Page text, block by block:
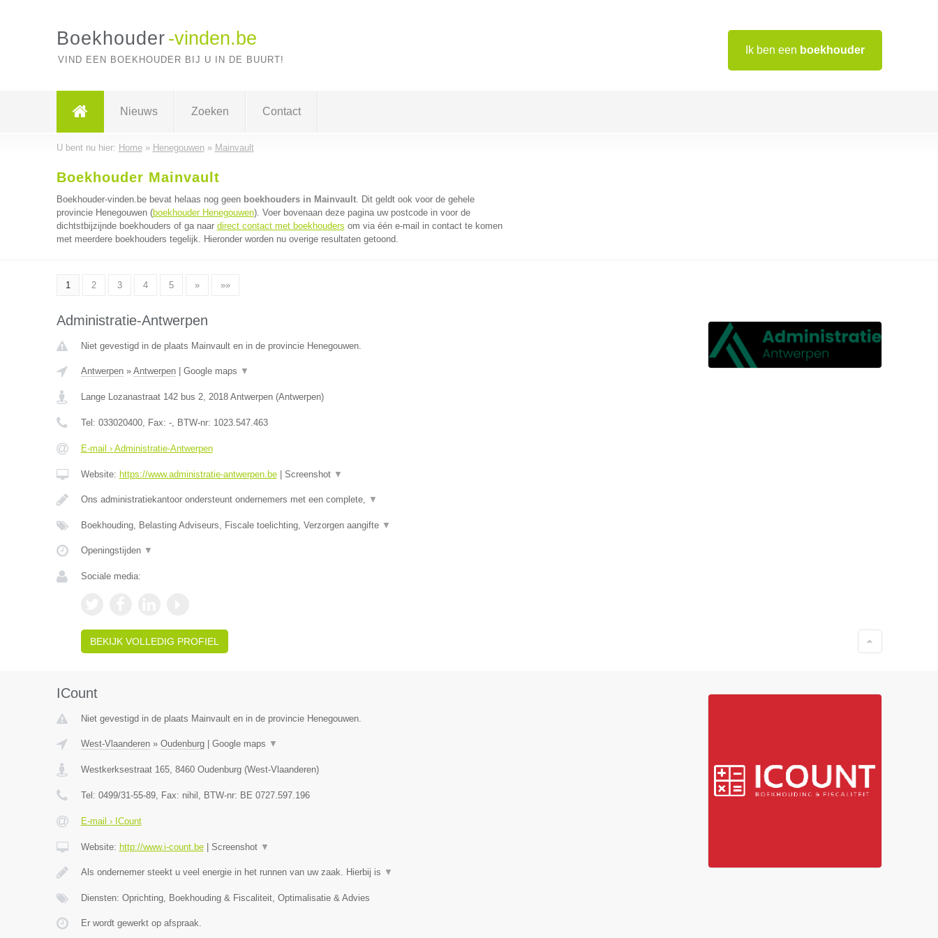
Ik ben een boekhouder
Boekhouder -vinden.be
VIND EEN BOEKHOUDER BIJ U IN DE BUURT!
Nieuws Zoeken Contact
U bent nu hier: Home» Henegouwen» Mainvault
Boekhouder Mainvault
Boekhouder-vinden.be bevat helaas nog geen boekhouders in Mainvault. Dit geldt ook voor de gehele
provincie Henegouwen (boekhouder Henegouwen). Voer bovenaan deze pagina uw postcode in voor de
dichtstbijzijnde boekhouders of ga naar direct contact met boekhouders om via één e-mail in contact te komen
met meerdere boekhouders tegelijk. Hieronder worden nu overige resultaten getoond.
1 2 3 4 5 » »»
Administratie-Antwerpen
Niet gevestigd in de plaats Mainvault en in de provincie Henegouwen.
Antwerpen» Antwerpen| Google maps ▼
Lange Lozanastraat 142 bus 2, 2018 Antwerpen(Antwerpen)
Tel: 033020400, Fax: -, BTW-nr: 1023.547.463
E-mail › Administratie-Antwerpen
Website: https://www.administratie-antwerpen.be| Screenshot ▼
Ons administratiekantoor ondersteunt ondernemers met een complete, ▼
Boekhouding, Belasting Adviseurs, Fiscale toelichting, Verzorgen aangifte ▼
Openingstijden ▼
Sociale media:
BEKIJK VOLLEDIG PROFIEL
ICount
Niet gevestigd in de plaats Mainvault en in de provincie Henegouwen.
West-Vlaanderen» Oudenburg| Google maps ▼
Westkerksestraat 165, 8460 Oudenburg(West-Vlaanderen)
Tel: 0499/31-55-89, Fax: nihil , BTW-nr: BE 0727.597.196
E-mail › ICount
Website: http://www.i-count.be| Screenshot ▼
Als ondernemer steekt u veel energie in het runnen van uw zaak. Hierbij is ▼
Diensten: Oprichting, Boekhouding & Fiscaliteit, Optimalisatie & Advies
Er wordt gewerkt op afspraak.